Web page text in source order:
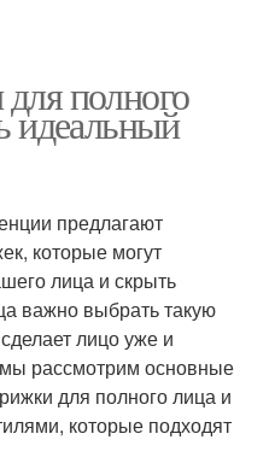
полного
идеальный
предлагают
которые могут
лица и скрыть
важно выбрать такую
лицо уже и
рассмотрим основные
для полного лица и
которые подходят